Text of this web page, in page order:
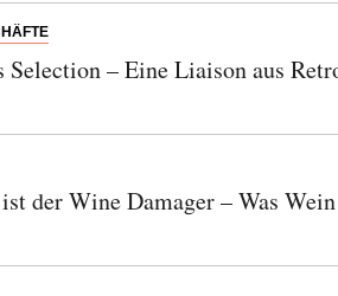
Selection – Eine Liaison aus
der Wine Damager – Was